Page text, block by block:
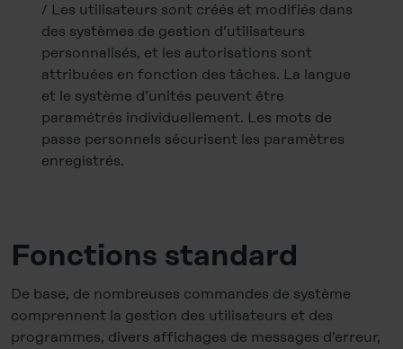
/ Les utilisateurs sont créés et modifiés dans
des systèmes de gestion d’utilisateurs
personnalisés, et les autorisations sont
attribuées en fonction des tâches. La langue
et le système d’unités peuvent être
paramétrés individuellement. Les mots de
passe personnels sécurisent les paramètres
enregistrés.
Fonctions standard
De base, de nombreuses commandes de système
comprennent la gestion des utilisateurs et des
programmes, divers affichages de messages d’erreur,